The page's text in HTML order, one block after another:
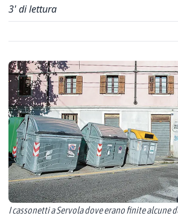
3' di lettura
I cassonetti a Servola dove erano finite alcune